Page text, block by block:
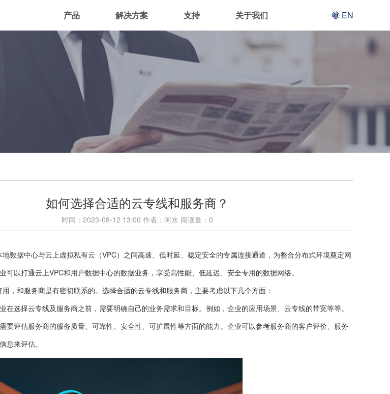
EN
关于我们
支持
解决方案
产品
如何选择合适的云专线和服务商？
时间： 2023-08-12 13:00 作者：阿水 阅读量： 0
地数据中心与云上虚拟私有云（VPC）之间高速、低时延、稳定安全的专属连接通道，为整合分布式环境奠定网
可以打通云上VPC和用户数据中心的数据业务，享受高性能、低延迟、安全专用的数据网络。
，和服务商是有密切联系的。选择合适的云专线和服务商，主要考虑以下几个方面：
在选择云专线及服务商之前，需要明确自己的业务需求和目标。例如，企业的应用场景、云专线的带宽等等。
要评估服务商的服务质量、可靠性、安全性、可扩展性等方面的能力。企业可以参考服务商的客户评价、服务
息来评估。